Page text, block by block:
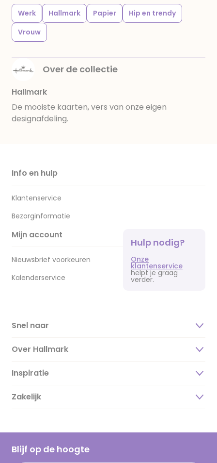
Werk Hallmark Papier
Hip en trendy
Vrouw
Over de collectie
Hallmark
De mooiste kaarten, vers van onze eigen
designafdeling.
Info en hulp
Klantenservice
Bezorginformatie
Mijn account
Nieuwsbrief voorkeuren
Kalenderservice
Hulp nodig?
Onze
klantenservice
helpt je graag
verder.
Snel naar
Over Hallmark
Over ons
Duurzaamheid
Hallmark Kaartclub
Inspiratie
Magazine
Cadeau inspiratie
Kaartinspiratie
Zakelijk
Blijf op de hoogte